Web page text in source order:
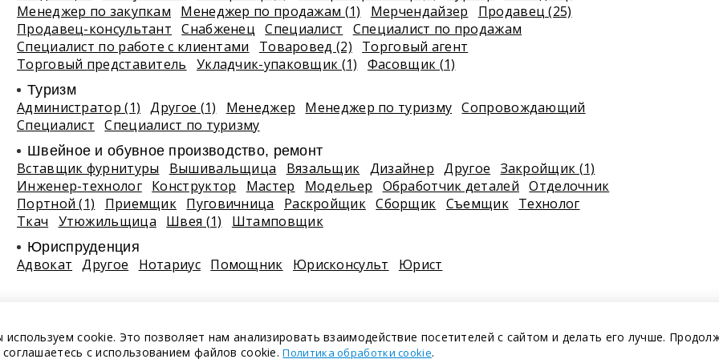
Менеджер по закупкам
Менеджер по продажам (1) Мерчендайзер
Продавец (25)
Продавец-консультант
Снабженец Специалист
Специалист по продажам
Специалист по работе с клиентами
Товаровед (2)
Торговый агент
Торговый представитель
Укладчик-упаковщик (1) Фасовщик (1)
Туризм
Администратор (1) Другое (1) Менеджер Менеджер по туризму Сопровождающий
Специалист
Специалист по туризму
Швейное и обувное производство, ремонт
Вставщик фурнитуры Вышивальщица Вязальщик Дизайнер Другое
Закройщик (1)
Инженер-технолог Конструктор Мастер Модельер Обработчик деталей
Отделочник
Портной (1)
Приемщик Пуговичница Раскройщик Сборщик Съемщик Технолог
Ткач
Утюжильщица Швея (1) Штамповщик
Юриспруденция
Адвокат Другое Нотариус Помощник Юрисконсульт Юрист
cookie. Это позволяет нам анализировать взаимодействие посетителей с сайтом и делать его лучше.
с использованием файлов cookie.Политика обработки cookie.